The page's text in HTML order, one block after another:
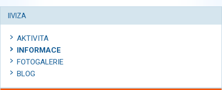
IIVIZA
AKTIVITA
INFORMACE
FOTOGALERIE
BLOG